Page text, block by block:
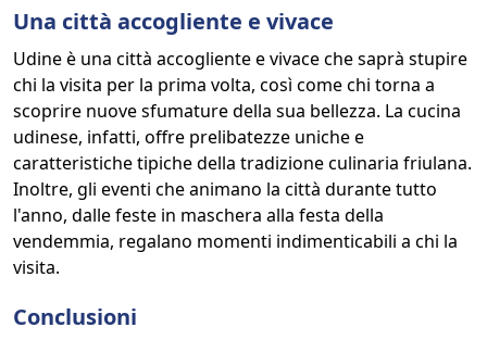
Una città accogliente e vivace
Udine è una città accogliente e vivace che saprà stupire
chi la visita per la prima volta, così come chi torna a
scoprire nuove sfumature della sua bellezza. La cucina
udinese, infatti, offre prelibatezze uniche e
caratteristiche tipiche della tradizione culinaria friulana.
Inoltre, gli eventi che animano la città durante tutto
l'anno, dalle feste in maschera alla festa della
vendemmia, regalano momenti indimenticabili a chi la
visita.
Conclusioni